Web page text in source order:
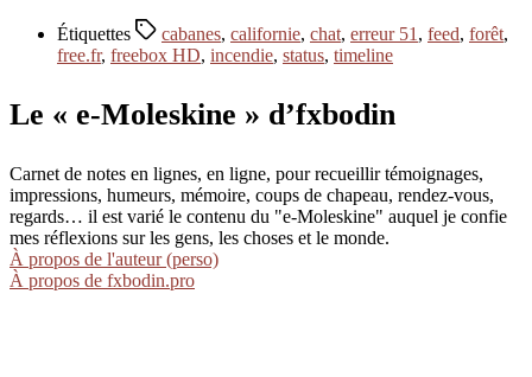
Étiquettes cabanes, californie, chat, erreur 51 , feed, forêt,
free.fr, freebox HD, incendie, status, timeline
Le « e-Moleskine » d’fxbodin
Carnet de notes en lignes, en ligne, pour recueillir témoignages,
impressions, humeurs, mémoire, coups de chapeau, rendez-vous,
regards… il est varié le contenu du "e-Moleskine" auquel je confie
mes réflexions sur les gens, les choses et le monde.
À propos de l'auteur (perso)
À propos de fxbodin.pro